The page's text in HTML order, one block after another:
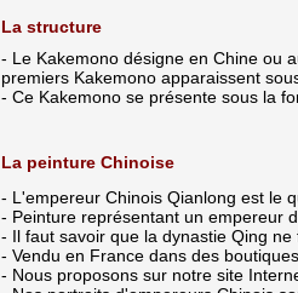
La structure
- Le Kakemono désigne en Chine ou
premiers Kakemono apparaissent
- Ce Kakemono se présente sous la
La peinture Chinoise
- L'empereur Chinois Qianlong est le
- Peinture représentant un empereur
- Il faut savoir que la dynastie Qing
- Vendu en France dans des
- Nous proposons sur notre site